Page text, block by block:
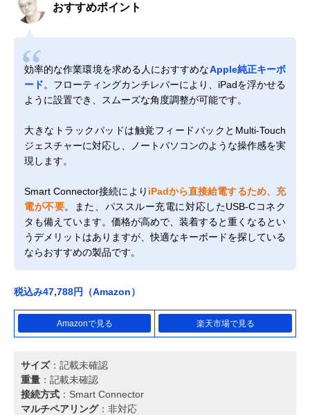
おすすめポイント
効率的な作業環境を求める人におすすめなApple純正キーボ
ード。フローティングカンチレバーにより、iPadを浮かせる
ように設置でき、スムーズな角度調整が可能です。
大きなトラックパッドは触覚フィードバックとMulti-Touch
ジェスチャーに対応し、ノートパソコンのような操作感を実
現します。
Smart Connector接続により iPadから直接給電するため、充
電が不要。また、パススルー充電に対応したUSB-Cコネク
タも備えています。価格が高めで、装着すると重くなるとい
うデメリットはありますが、快適なキーボードを探している
ならおすすめの製品です。
税込み47,788円（Amazon）
Amazonで見る 楽天市場で見る
サイズ：記載未確認
重量 ：記載未確認
接続方式 ：Smart Connector
マルチペアリング：非対応